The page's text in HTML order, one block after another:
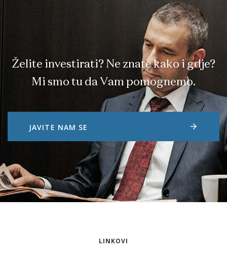
Želite investirati? Ne znate kako i gdje?
Mi smo tu da Vam pomognemo.
JAVITE NAM SE arrow_forward
LINKOVI